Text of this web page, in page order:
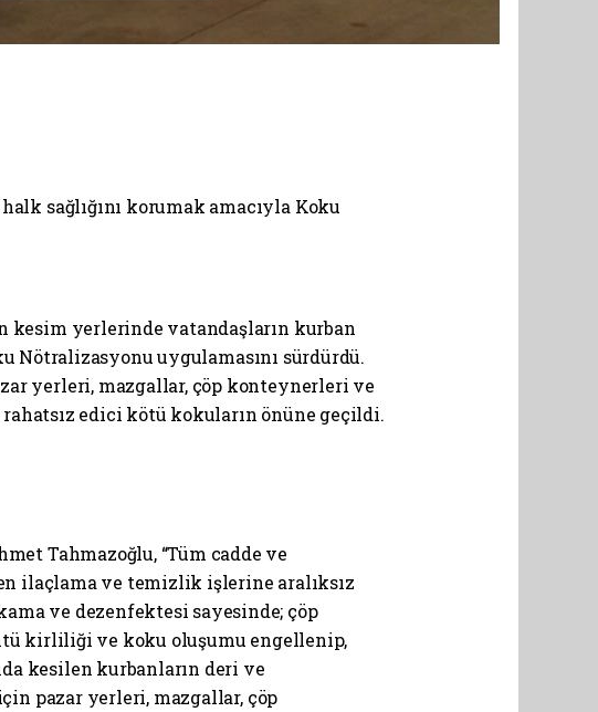
sağlığını korumak amacıyla Koku
kesim yerlerinde vatandaşların kurban
Nötralizasyonu uygulamasını sürdürdü.
yerleri, mazgallar, çöp konteynerleri ve
edici kötü kokuların önüne geçildi.
Tahmazoğlu, “Tüm cadde ve
ilaçlama ve temizlik işlerine aralıksız
ve dezenfektesi sayesinde; çöp
kirliliği ve koku oluşumu engellenip,
kesilen kurbanların deri ve
pazar yerleri, mazgallar, çöp